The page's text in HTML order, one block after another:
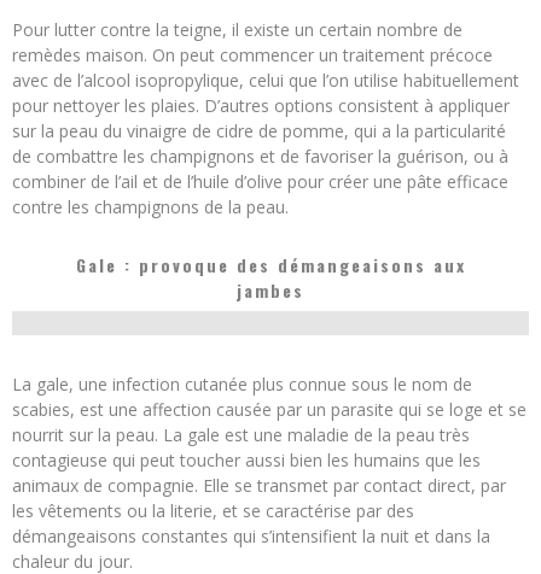
Pour lutter contre la teigne, il existe un certain nombre de
remèdes maison. On peut commencer un traitement précoce
avec de l’alcool isopropylique, celui que l’on utilise habituellement
pour nettoyer les plaies. D’autres options consistent à appliquer
sur la peau du vinaigre de cidre de pomme, qui a la particularité
de combattre les champignons et de favoriser la guérison, ou à
combiner de l’ail et de l’huile d’olive pour créer une pâte efficace
contre les champignons de la peau.
Gale : provoque des démangeaisons aux
jambes
La gale, une infection cutanée plus connue sous le nom de
scabies, est une affection causée par un parasite qui se loge et se
nourrit sur la peau. La gale est une maladie de la peau très
contagieuse qui peut toucher aussi bien les humains que les
animaux de compagnie. Elle se transmet par contact direct, par
les vêtements ou la literie, et se caractérise par des
démangeaisons constantes qui s’intensifient la nuit et dans la
chaleur du jour.